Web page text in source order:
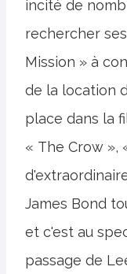
incité de
rechercher
Mission » à
de la location
place dans la
« The Crow »,
James Bond
et c'est au
passage de